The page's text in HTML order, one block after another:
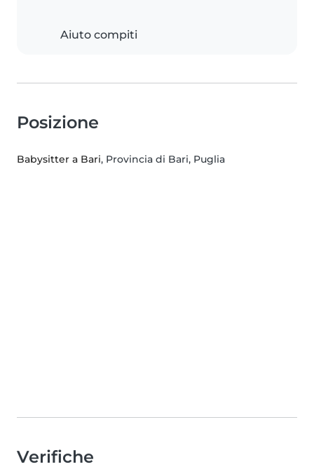
Aiuto compiti
Posizione
Babysitter a Bari, Provincia di Bari, Puglia
Verifiche